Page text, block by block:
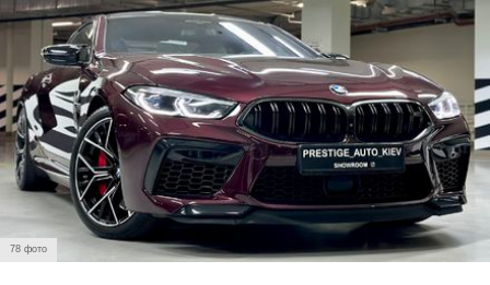
78 фото